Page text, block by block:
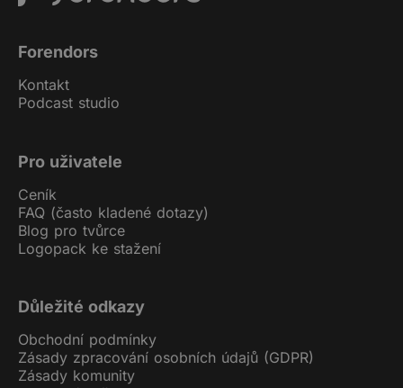
Forendors
Kontakt
Podcast studio
Pro uživatele
Ceník
FAQ (často kladené dotazy)
Blog pro tvůrce
Logopack ke stažení
Důležité odkazy
Obchodní podmínky
Zásady zpracování osobních údajů (GDPR)
Zásady komunity